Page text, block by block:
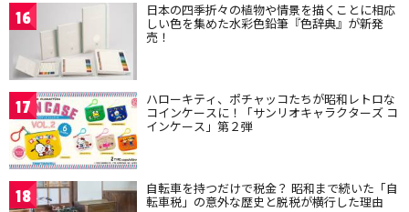
16 日本の四季折々の植物や情景を描くことに相応
しい色を集めた水彩色鉛筆『色辞典』が新発
売！
17 ハローキティ、ポチャッコたちが昭和レトロな
コインケースに！「サンリオキャラクターズ コ
インケース」第２弾
18 自転車を持つだけで税金？ 昭和まで続いた「自
転車税」の意外な歴史と脱税が横行した理由